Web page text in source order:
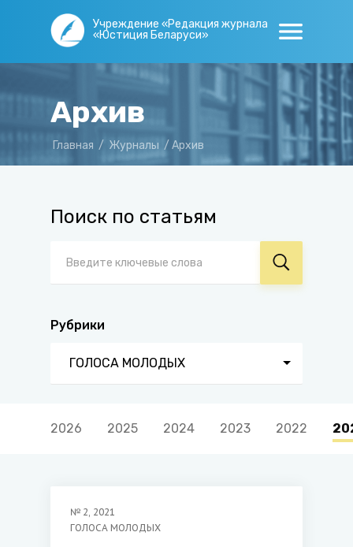
Учреждение «Редакция журнала
«Юстиция Беларуси»
Архив
Главная / Журналы / Архив
Поиск по статьям
Рубрики
ГОЛОСА МОЛОДЫХ
2026 2025 2024 2023 2022
№ 2, 2021
ГОЛОСА МОЛОДЫХ